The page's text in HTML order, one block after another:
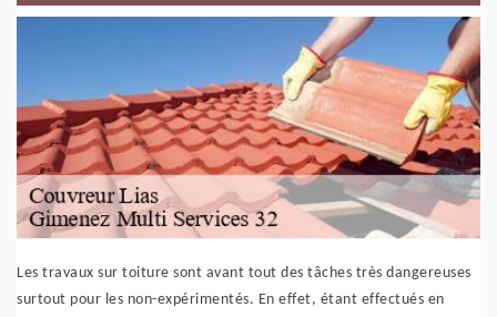
Les travaux sur toiture sont avant tout des tâches très dangereuses
surtout pour les non-expérimentés. En effet, étant effectués en